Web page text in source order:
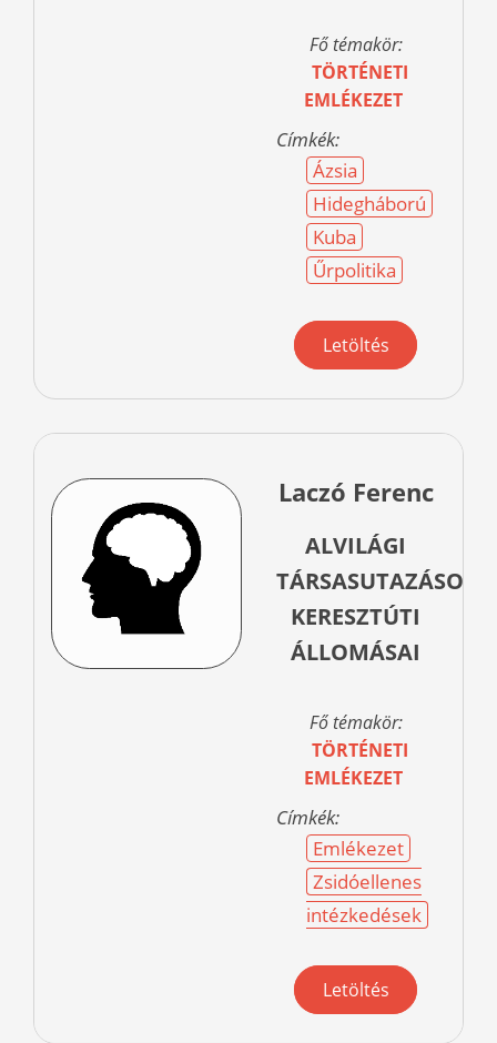
Fő témakör:
TÖRTÉNETI
EMLÉKEZET
Címkék:
Ázsia
Hidegháború
Kuba
Űrpolitika
Letöltés
Laczó Ferenc
ALVILÁGI
TÁRSASUTAZÁSOK
KERESZTÚTI
ÁLLOMÁSAI
Fő témakör:
TÖRTÉNETI
EMLÉKEZET
Címkék:
Emlékezet
Zsidóellenes
intézkedések
Letöltés